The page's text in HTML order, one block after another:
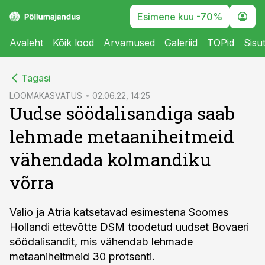
Esimene kuu -70%
Avaleht Kõik lood Arvamused Galeriid TOPid
Tagasi
LOOMAKASVATUS 02.06.22, 14:25
Uudse söödalisandiga saab
lehmade metaaniheitmeid
vähendada kolmandiku
võrra
Valio ja Atria katsetavad esimestena Soomes
Hollandi ettevõtte DSM toodetud uudset Bovaeri
söödalisandit, mis vähendab lehmade
metaaniheitmeid 30 protsenti.